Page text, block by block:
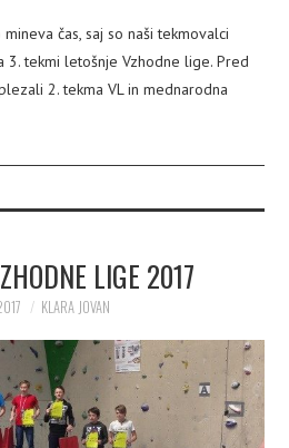
čas, saj so naši tekmovalci
tekmi letošnje Vzhodne lige. Pred
2. tekma VL in mednarodna
LIGE 2017
KLARA JOVAN